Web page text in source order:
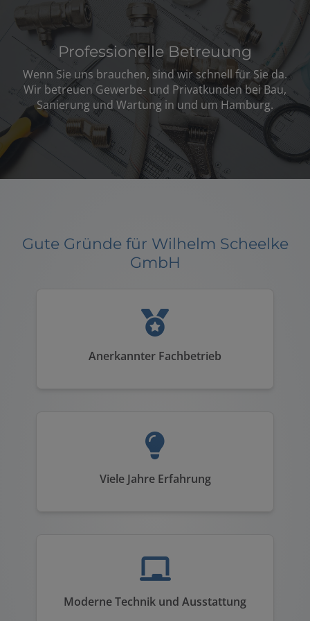
Professionelle Betreuung
Wenn Sie uns brauchen, sind wir schnell für Sie da.
Wir betreuen Gewerbe- und Privatkunden bei Bau,
Sanierung und Wartung in und um Hamburg.
Gute Gründe für Wilhelm Scheelke
GmbH
Anerkannter Fachbetrieb
Viele Jahre Erfahrung
Moderne Technik und Ausstattung